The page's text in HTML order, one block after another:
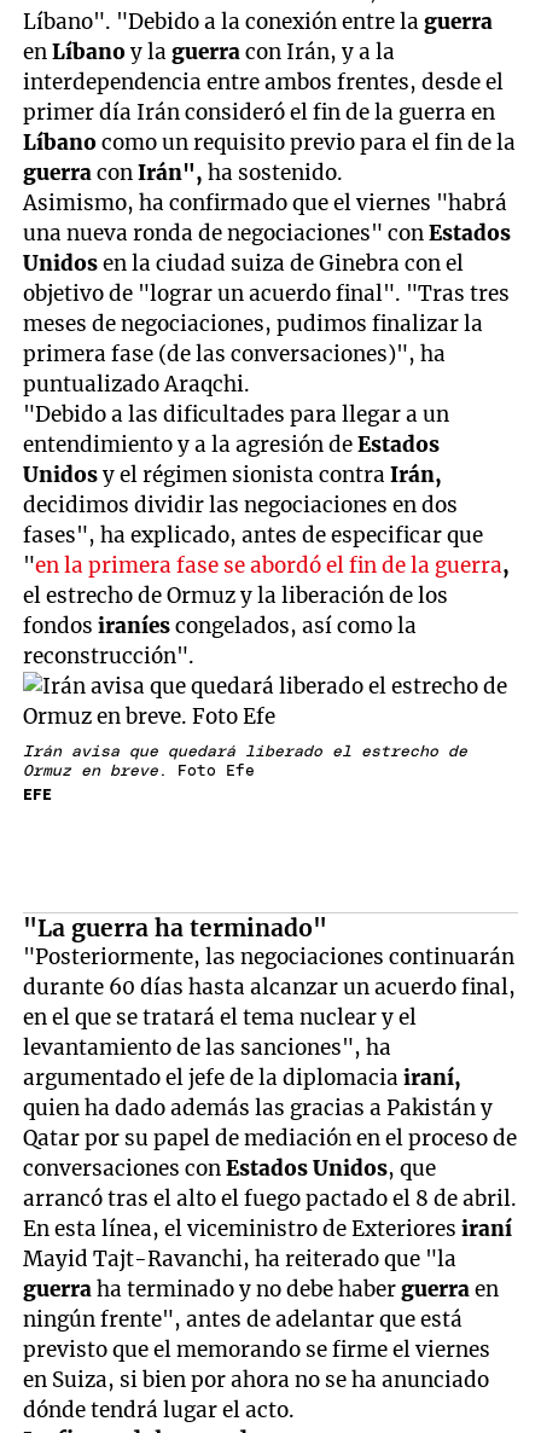
Líbano". "Debido a la conexión entre laguerra
enLíbanoy laguerracon Irán, y a la
interdependencia entre ambos frentes, desde el
primer día Irán consideró el fin de la guerra en
Líbanocomo un requisito previo para el fin de la
guerraconIrán", ha sostenido.
Asimismo, ha confirmado que el viernes "habrá
una nueva ronda de negociaciones" conEstados
Unidosen la ciudad suiza de Ginebra con el
objetivo de "lograr un acuerdo final". "Tras tres
meses de negociaciones, pudimos finalizar la
primera fase (de las conversaciones)", ha
puntualizado Araqchi.
"Debido a las dificultades para llegar a un
entendimiento y a la agresión deEstados
Unidosy el régimen sionista contraIrán,
decidimos dividir las negociaciones en dos
fases", ha explicado, antes de especificar que
"en la primera fase se abordó el fin de la guerra,
el estrecho de Ormuz y la liberación de los
fondosiraníescongelados, así como la
reconstrucción".
Irán avisa que quedará liberado el estrecho de
Ormuz en breve . Foto Efe
EFE
"La guerra ha terminado"
"Posteriormente, las negociaciones continuarán
durante 60 días hasta alcanzar un acuerdo final,
en el que se tratará el tema nuclear y el
levantamiento de las sanciones", ha
argumentado el jefe de la diplomaciairaní,
quien ha dado además las gracias a Pakistán y
Qatar por su papel de mediación en el proceso de
conversaciones conEstados Unidos, que
arrancó tras el alto el fuego pactado el 8 de abril.
En esta línea, el viceministro de Exterioresiraní
Mayid Tajt-Ravanchi, ha reiterado que "la
guerraha terminado y no debe haberguerraen
ningún frente", antes de adelantar que está
previsto que el memorando se firme el viernes
en Suiza, si bien por ahora no se ha anunciado
dónde tendrá lugar el acto.